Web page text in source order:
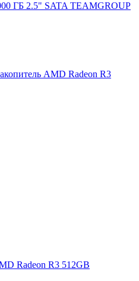
ГБ 2.5" SATA TEAMGROUP
Radeon R3 512GB